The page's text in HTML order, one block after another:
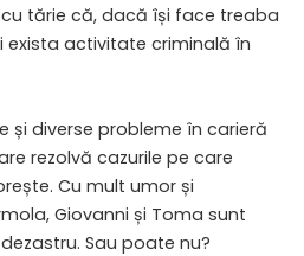
tărie că, dacă își face treaba
exista activitate criminală în
și diverse probleme în carieră
rezolvă cazurile pe care
Cu mult umor și
Giovanni și Toma sunt
Sau poate nu?